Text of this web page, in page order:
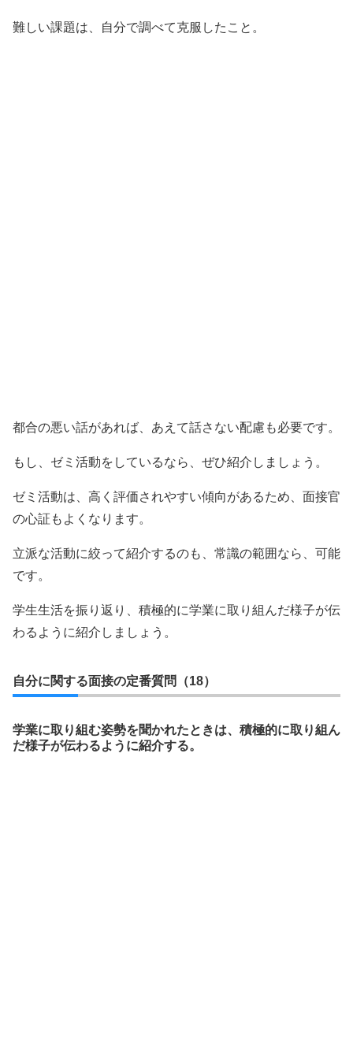
難しい課題は、自分で調べて克服したこと。
都合の悪い話があれば、あえて話さない配慮も必要です。
もし、ゼミ活動をしているなら、ぜひ紹介しましょう。
ゼミ活動は、高く評価されやすい傾向があるため、面接官
の心証もよくなります。
立派な活動に絞って紹介するのも、常識の範囲なら、可能
です。
学生生活を振り返り、積極的に学業に取り組んだ様子が伝
わるように紹介しましょう。
自分に関する面接の定番質問（18）
学業に取り組む姿勢を聞かれたときは、積極的に取り組ん
だ様子が伝わるように紹介する。